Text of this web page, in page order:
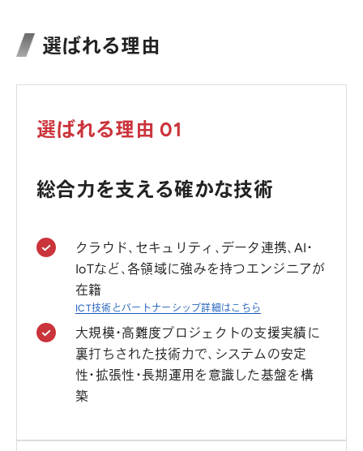
選ばれる理由
選ばれる理由 01
総合力を支える確かな技術
クラウド、セキュリティ、データ連携、AI・
IoTなど、各領域に強みを持つエンジニアが
在籍
ICT技術とパートナーシップ詳細はこちら
大規模・高難度プロジェクトの支援実績に
裏打ちされた技術力で、システムの安定
性・拡張性・長期運用を意識した基盤を構
築